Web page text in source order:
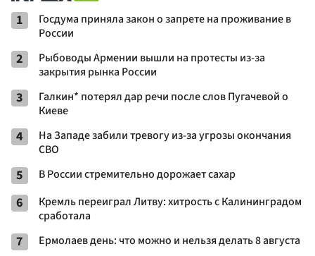
1
Госдума приняла закон о запрете на проживание в
России
2
Рыбоводы Армении вышли на протесты из-за
закрытия рынка России
3
Галкин* потерял дар речи после слов Пугачевой о
Киеве
4
На Западе забили тревогу из-за угрозы окончания
СВО
5 В России стремительно дорожает сахар
6
Кремль переиграл Литву: хитрость с Калининградом
сработала
7 Ермолаев день: что можно и нельзя делать 8 августа